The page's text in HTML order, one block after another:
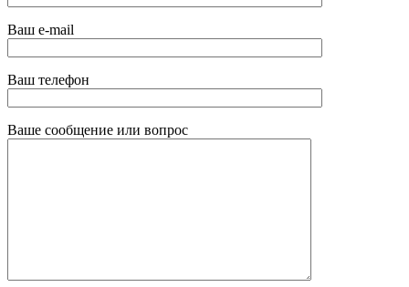
Ваш e-mail
Ваш телефон
Ваше сообщение или вопрос